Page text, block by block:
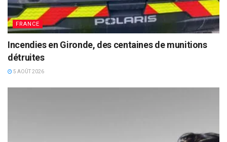
FRANCE
Incendies en Gironde, des centaines de munitions
détruites
5 AOÛT 2026